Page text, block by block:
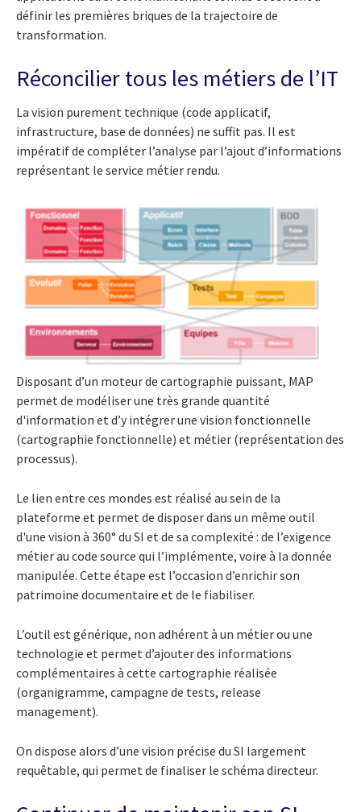
définir les premières briques de la trajectoire de
transformation.
Réconcilier tous les métiers de l’IT
La vision purement technique (code applicatif,
infrastructure, base de données) ne suffit pas. Il est
impératif de compléter l’analyse par l’ajout d’informations
représentant le service métier rendu.
Disposant d’un moteur de cartographie puissant, MAP
permet de modéliser une très grande quantité
d'information et d’y intégrer une vision fonctionnelle
(cartographie fonctionnelle) et métier (représentation des
processus).
Le lien entre ces mondes est réalisé au sein de la
plateforme et permet de disposer dans un même outil
d'une vision à 360° du SI et de sa complexité : de l’exigence
métier au code source qui l’implémente, voire à la donnée
manipulée. Cette étape est l’occasion d’enrichir son
patrimoine documentaire et de le fiabiliser.
L’outil est générique, non adhérent à un métier ou une
technologie et permet d’ajouter des informations
complémentaires à cette cartographie réalisée
(organigramme, campagne de tests, release
management).
On dispose alors d’une vision précise du SI largement
requêtable, qui permet de finaliser le schéma directeur.